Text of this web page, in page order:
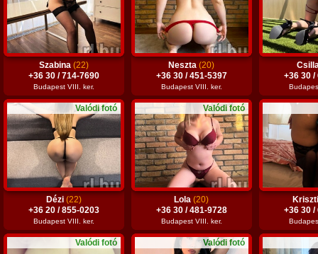
Szabina (22)
+36 30 / 714-7690
Budapest VIII. ker.
Neszta(20)
+36 30 / 451-5397
Budapest VIII. ker.
+36 30 /
Valódi fotó
Dézi (22)
+36 20 / 855-0203
Budapest VIII. ker.
Valódi fotó
Lola(20)
+36 30 / 481-9728
Budapest VIII. ker.
+36 30 /
Valódi fotó Valódi fotó